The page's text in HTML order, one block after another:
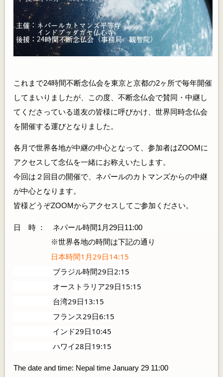
これまで24時間不断念仏会を東京と京都の2ヶ所で毎年開催
してまいりましたが、この度、不断念仏会で賛同・中継し
てくださっている道友の皆様に呼びかけ、世界同時念仏会
を開催する運びとなりました。
各月で世界各地が中継の中心となって、参加者はZOOMに
アクセスして念仏を一緒にお称えいたします。
今回は２回目の開催で、ネパールのカトマンズからの中継
が中心となります。
皆様どうぞZOOMからアクセスしてご参加ください。
日 時 ： ネパール時間1月29日11:00
※世界各地の時間は下記の通り
日本時間1月29日14:15
ブラジル時間29日2:15
オーストラリア29日15:15
台湾29日13:15
フランス29日6:15
インド29日10:45
ハワイ28日19:15
The date and time: Nepal time January 29 11:00